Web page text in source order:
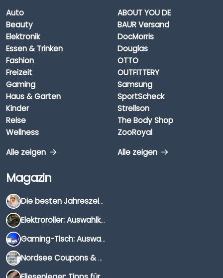
Auto
Beauty
Elektronik
Essen & Trinken
Fashion
Freizeit
Gaming
Haus & Garten
Kinder
Reise
Wellness
Alle zeigen
ABOUT YOU DE
BAUR Versand
DocMorris
Douglas
OTTO
OUTFITTERY
Samsung
SportScheck
Strellson
The Body Shop
ZooRoyal
Alle zeigen
Magazin
Die besten Jahreszeiten für Schnäppchenjäger
Elektroroller: Auswahlkriterien, Unterschiede & Tipps
Gaming-Tisch: Auswahlkriterien, Unterschiede & Tipps
Nordsee Coupons & Gutscheine 2026